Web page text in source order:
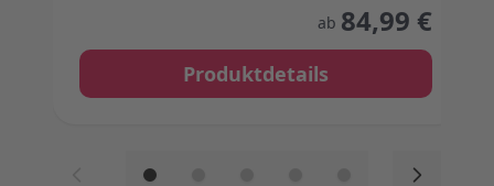
ab 84,99 €
Produktdetails